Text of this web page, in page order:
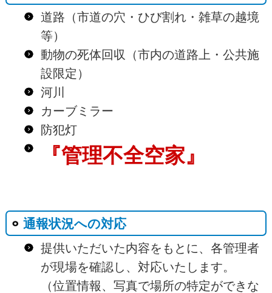
道路（市道の穴・ひび割れ・雑草の越境
等）
動物の死体回収（市内の道路上・公共施
設限定）
河川
カーブミラー
防犯灯
『管理不全空家』
通報状況への対応
提供いただいた内容をもとに、各管理者
が現場を確認し、対応いたします。
（位置情報、写真で場所の特定ができな